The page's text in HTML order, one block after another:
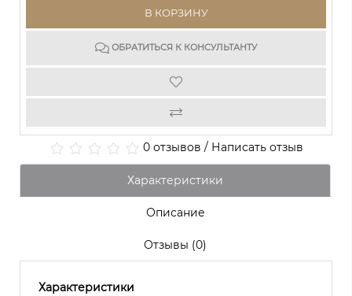
В КОРЗИНУ
ОБРАТИТЬСЯ К КОНСУЛЬТАНТУ
0 отзывов / Написать отзыв
Характеристики
Описание
Отзывы (0)
Характеристики